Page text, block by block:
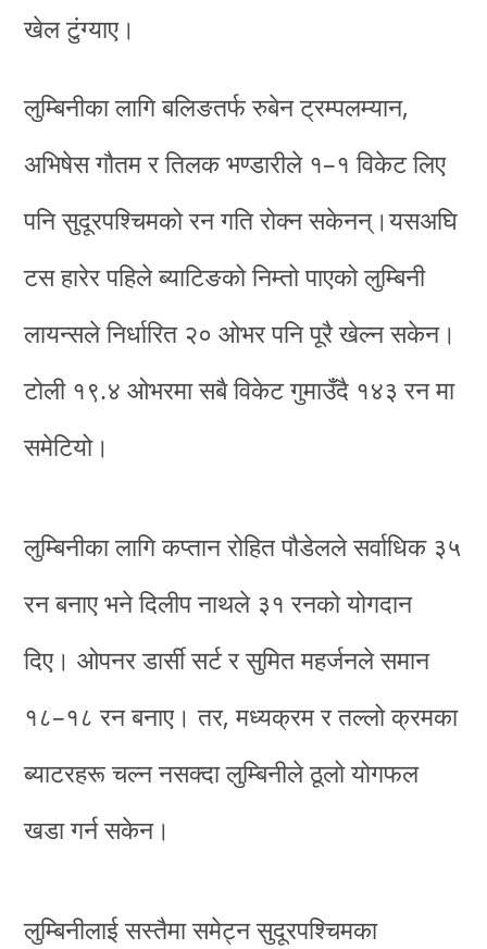
खेल टुंग्याए।
लुम्बिनीका लागि बलिङतर्फ रुबेन ट्रम्पलम्यान,
अभिषेस गौतम र तिलक भण्डारीले १–१ विकेट लिए
पनि सुदूरपश्चिमको रन गति रोक्न सकेनन्।यसअघि
टस हारेर पहिले ब्याटिङको निम्तो पाएको लुम्बिनी
लायन्सले निर्धारित २० ओभर पनि पूरै खेल्न सकेन।
टोली १९.४ ओभरमा सबै विकेट गुमाउँदै १४३ रन मा
समेटियो।
लुम्बिनीका लागि कप्तान रोहित पौडेलले सर्वाधिक ३५
रन बनाए भने दिलीप नाथले ३१ रनको योगदान
दिए। ओपनर डार्सी सर्ट र सुमित महर्जनले समान
१८–१८ रन बनाए। तर, मध्यक्रम र तल्लो क्रमका
ब्याटरहरू चल्न नसक्दा लुम्बिनीले ठूलो योगफल
खडा गर्न सकेन।
लुम्बिनीलाई सस्तैमा समेट्न सुदूरपश्चिमका